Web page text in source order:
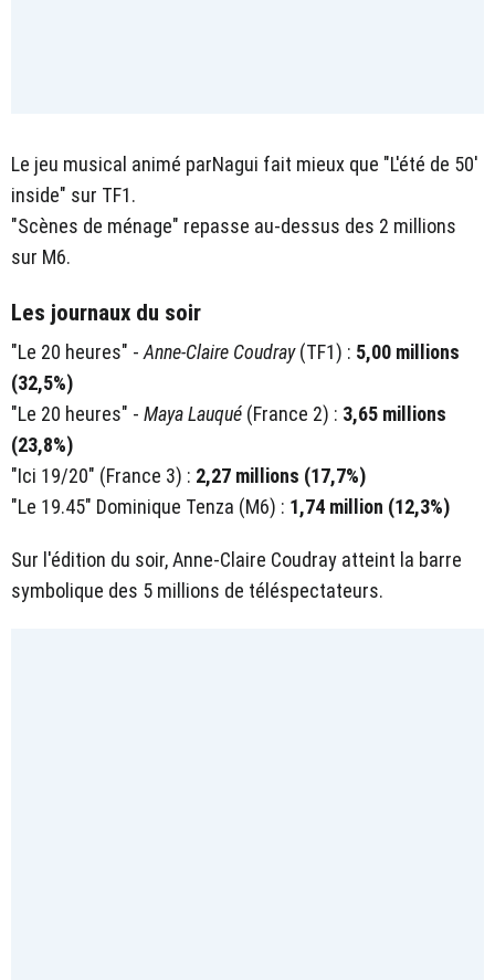
Le jeu musical animé parNagui fait mieux que "L'été de 50'
inside" sur TF1.
"Scènes de ménage" repasse au-dessus des 2 millions
sur M6.
Les journaux du soir
"Le 20 heures" - Anne-Claire Coudray(TF1) : 5,00 millions
(32,5%)
"Le 20 heures" - Maya Lauqué (France 2) : 3,65 millions
(23,8%)
"Ici 19/20" (France 3) : 2,27 millions (17,7%)
"Le 19.45" Dominique Tenza (M6) : 1,74 million (12,3%)
Sur l'édition du soir, Anne-Claire Coudray atteint la barre
symbolique des 5 millions de téléspectateurs.